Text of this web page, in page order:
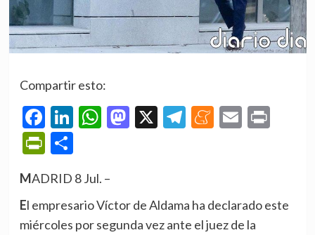
Compartir esto:
Facebook
LinkedIn
WhatsApp
Mastodon
X Telegram
Meneame
Email
PrintFriendly
Compartir
MADRID 8 Jul. –
El empresario Víctor de Aldama ha declarado este
miércoles por segunda vez ante el juez de la